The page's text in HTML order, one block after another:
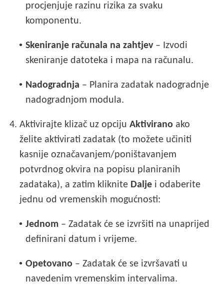
procjenjuje razinu rizika za svaku
komponentu.
• Skeniranje računala na zahtjev– Izvodi
skeniranje datoteka i mapa na računalu.
• Nadogradnja – Planira zadatak nadogradnje
nadogradnjom modula.
4. Aktivirajte klizač uz opcijuAktivirano ako
želite aktivirati zadatak (to možete učiniti
kasnije označavanjem/poništavanjem
potvrdnog okvira na popisu planiranih
zadataka), a zatim kliknite Dalje i odaberite
jednu od vremenskih mogućnosti:
• Jednom – Zadatak će se izvršiti na unaprijed
definirani datum i vrijeme.
• Opetovano – Zadatak će se izvršavati u
navedenim vremenskim intervalima.